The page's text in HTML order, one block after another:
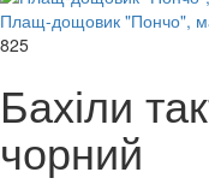
Плащ-дощовик "Пончо",
825
Бахіли
чорний